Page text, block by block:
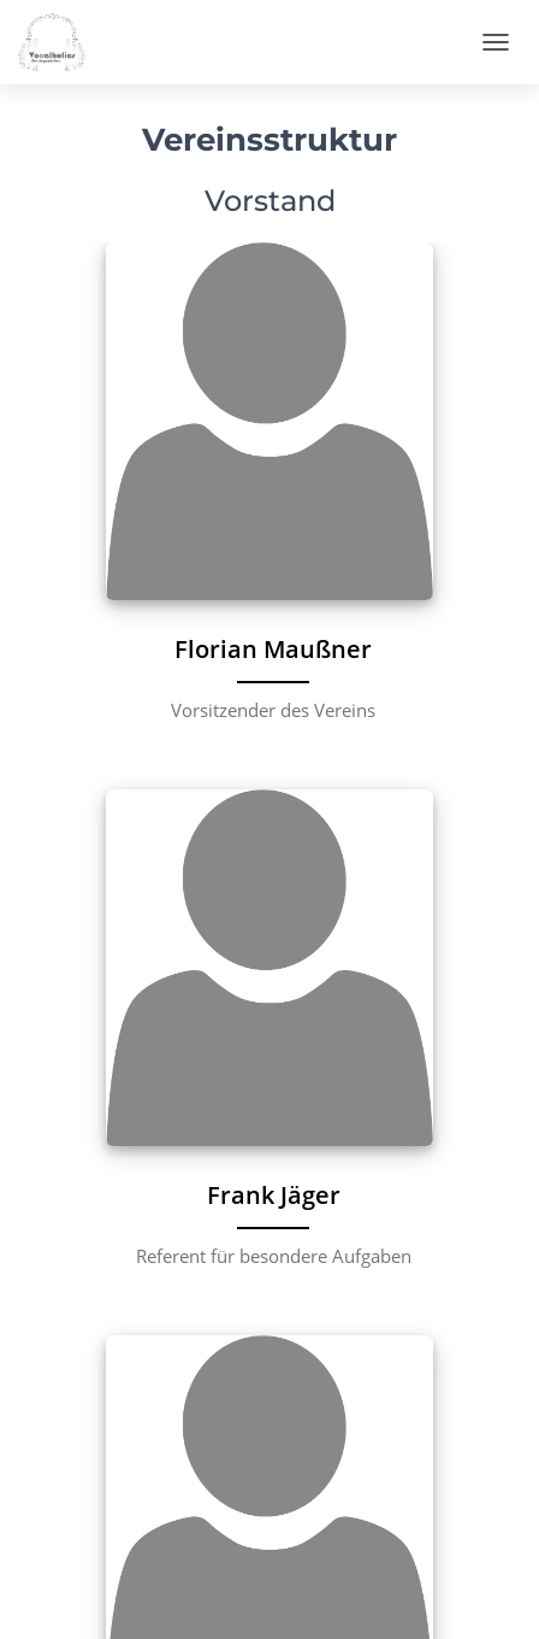
Vereinsstruktur
Vorstand
Florian Maußner
Vorsitzender des Vereins
Frank Jäger
Referent für besondere Aufgaben